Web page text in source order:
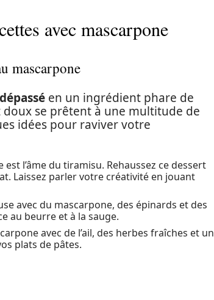
avec mascarpone
mascarpone
dépassé en un ingrédient phare de
se prêtent à une multitude de
idées pour raviver votre
l’âme du tiramisu. Rehaussez ce dessert
Laissez parler votre créativité en jouant
avec du mascarpone, des épinards et des
au beurre et à la sauge.
avec de l’ail, des herbes fraîches et un
plats de pâtes.